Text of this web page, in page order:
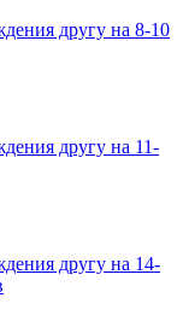
другу на 8-10
другу на 11-
другу на 14-